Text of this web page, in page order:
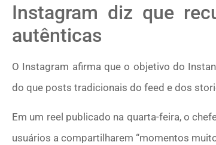
Instagram diz que
autênticas
O Instagram afirma que o objetivo do
do que posts tradicionais do feed e dos
Em um reel publicado na quarta-feira, o
usuários a compartilharem “momentos